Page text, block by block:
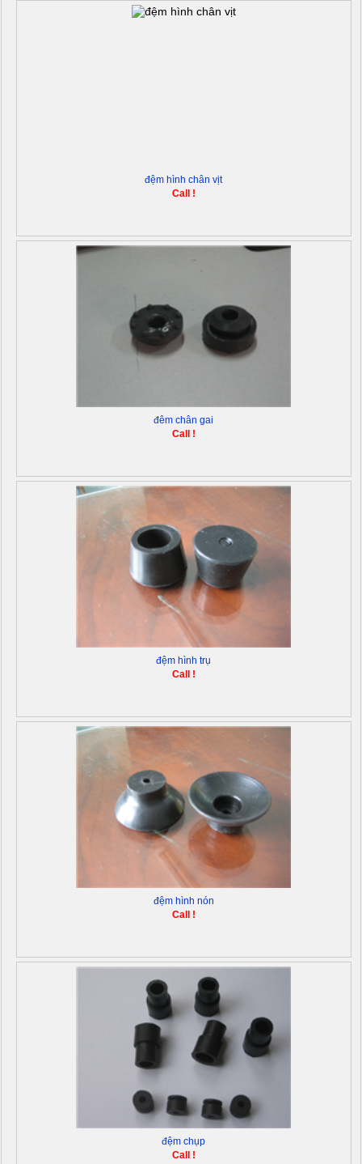
đệm hình chân vịt
Call !
đêm chân gai
Call !
đệm hình trụ
Call !
đệm hình nón
Call !
đệm chụp
Call !